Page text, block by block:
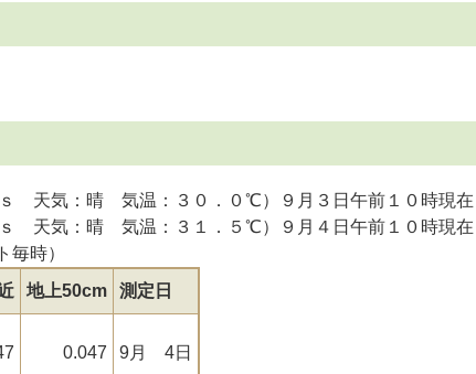
天気：晴 気温：３０．０℃）９月３日午前１０時現在
気：晴 気温：３１．５℃）９月４日午前１０時現在
時）
地上50cm 測定日
0.047 9月 4日